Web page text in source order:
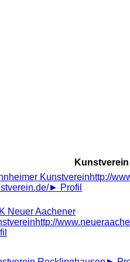
Kunstverein
Kunstvereinhttp://
► Profil
Neuer Aachener
http://